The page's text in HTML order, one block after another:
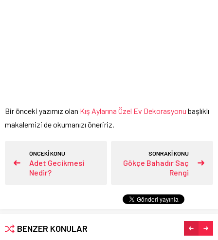
Bir önceki yazımız olan Kış Aylarına Özel Ev Dekorasyonu başlıklı
makalemizi de okumanızı öneririz.
ÖNCEKİ KONU
Adet Gecikmesi
Nedir?
SONRAKİ KONU
Gökçe Bahadır Saç
Rengi
BENZER KONULAR